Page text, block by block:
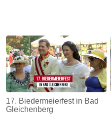
17. Biedermeierfest in Bad
Gleichenberg